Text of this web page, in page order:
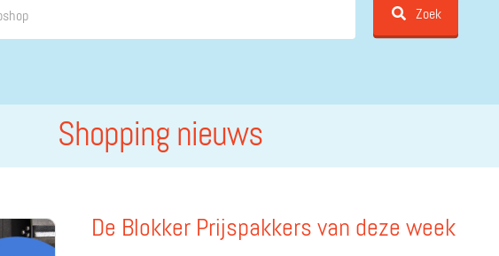
Zoek
Shopping nieuws
De Blokker Prijspakkers van deze week